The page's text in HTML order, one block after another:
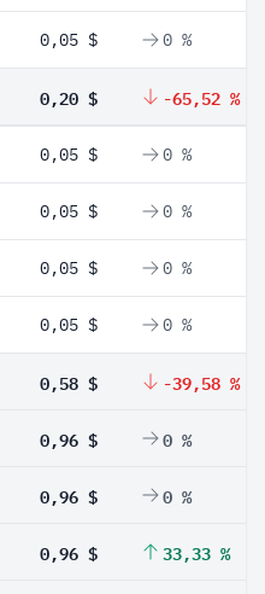
0,05 $ 0 %
0,20 $ -65,52 %
0,05 $ 0 %
0,05 $ 0 %
0,05 $ 0 %
0,05 $ 0 %
0,58 $ -39,58 %
0,96 $ 0 %
0,96 $ 0 %
0,96 $ 33,33 %